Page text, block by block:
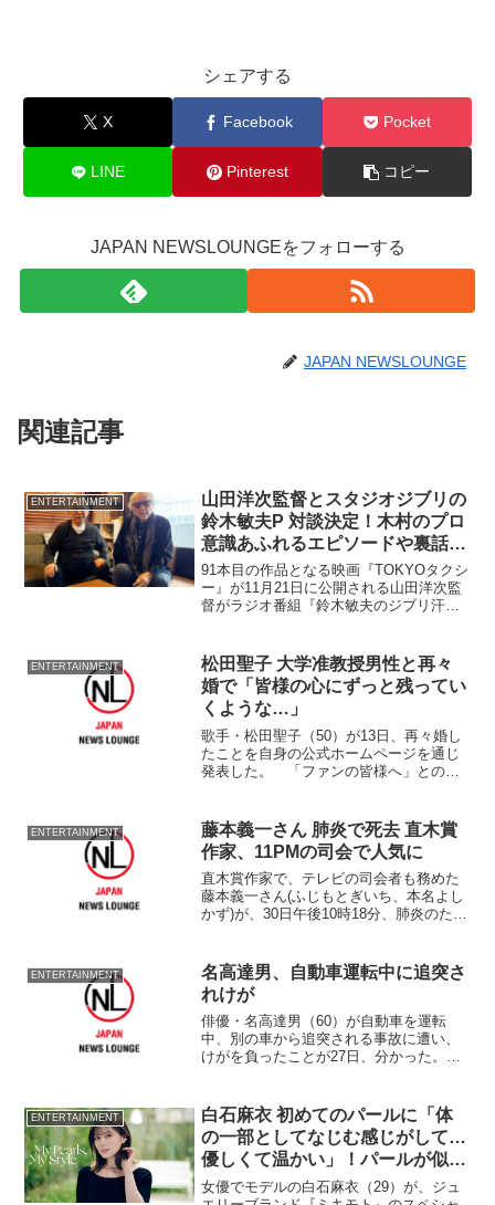
シェアする
X Facebook Pocket
LINE Pinterest コピー
JAPAN NEWSLOUNGEをフォローする
JAPAN NEWSLOUNGE
関連記事
ENTERTAINMENT
山田洋次監督とスタジオジブリの
鈴木敏夫P 対談決定！木村のプロ
意識あふれるエピソードや裏話、
倍賞の唯一無二の魅力など…
91本目の作品となる映画『TOKYOタクシ
ー』が11月21日に公開される山田洋次監
督がラジオ番組『鈴木敏夫のジブリ汗ま
とが決定した。【二人の貴重な2ショット
写真】が解禁となった。
ENTERTAINMENT
松田聖子 大学准教授男性と再々
婚で「皆様の心にずっと残ってい
くような…」
歌手・松田聖子（50）が13日、再々婚し
たことを自身の公式ホームページを通じ
発表した。 「ファンの皆様へ」とのタ
す。私、松田聖子は、本日6月13日に大学
准教授の一般男性...
ENTERTAINMENT
藤本義一さん 肺炎で死去 直木賞
作家、11PMの司会で人気に
直木賞作家で、テレビの司会者も務めた
藤本義一さん(ふじもとぎいち、本名よし
かず)が、30日午後10時18分、肺炎のため
市出身。大阪府立大経済学部在学中から
シナリオ...
ENTERTAINMENT
名高達男、自動車運転中に追突さ
れけが
俳優・名高達男（60）が自動車を運転
中、別の車から追突される事故に遭い、
けがを負ったことが27日、分かった。同
た。 事故は26日の東京・品川区で起こ
ったといい、名...
ENTERTAINMENT
白石麻衣 初めてのパールに「体
の一部としてなじむ感じがして…
優しくて温かい」！パールが似合
う女性は「綺麗な人、自立してる
女優でモデルの白石麻衣（29）が、ジュ